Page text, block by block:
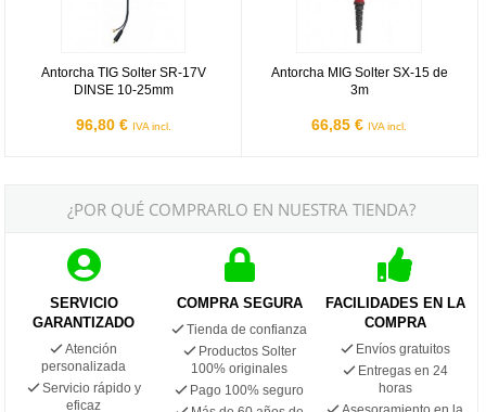
Antorcha TIG Solter SR-17V
DINSE 10-25mm
96,80 € IVA incl.
Antorcha MIG Solter SX-15 de
3m
66,85 € IVA incl.
¿POR QUÉ COMPRARLO EN NUESTRA TIENDA?
SERVICIO
GARANTIZADO
Atención
personalizada
Servicio rápido y
eficaz
COMPRA SEGURA
Tienda de confianza
Productos Solter
100% originales
Pago 100% seguro
FACILIDADES EN LA
COMPRA
Envíos gratuitos
Entregas en 24
horas